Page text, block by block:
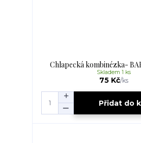
Chlapecká kombinézka-
75 Kč/ks
Skladem 1 ks
Přidat do